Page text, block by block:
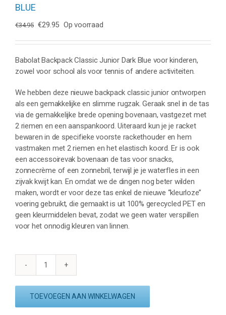
BLUE
€34.95 Oorspronkelijke
was:
€34.95.
€29.95Huidige
is:
€29.95.
Op voorraad
Babolat Backpack Classic Junior Dark Blue voor kinderen,
zowel voor school als voor tennis of andere activiteiten.
We hebben deze nieuwe backpack classic junior ontworpen
als een gemakkelijke en slimme rugzak. Geraak snel in de tas
via de gemakkelijke brede opening bovenaan, vastgezet met
2 riemen en een aanspankoord. Uiteraard kun je je racket
bewaren in de specifieke voorste rackethouder en hem
vastmaken met 2 riemen en het elastisch koord. Er is ook
een accessoirevak bovenaan de tas voor snacks,
zonnecrème of een zonnebril, terwijl je je waterfles in een
zijvak kwijt kan. En omdat we de dingen nog beter wilden
maken, wordt er voor deze tas enkel de nieuwe “kleurloze”
voering gebruikt, die gemaakt is uit 100% gerecycled PET en
geen kleurmiddelen bevat, zodat we geen water verspillen
voor het onnodig kleuren van linnen.
BABOLAT
CLASSIC
TOEVOEGEN AAN WINKELWAGEN